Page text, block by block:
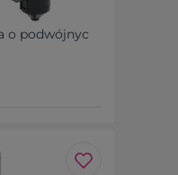
o podwójnyc